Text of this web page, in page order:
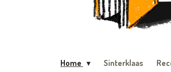
Home Sinterklaas